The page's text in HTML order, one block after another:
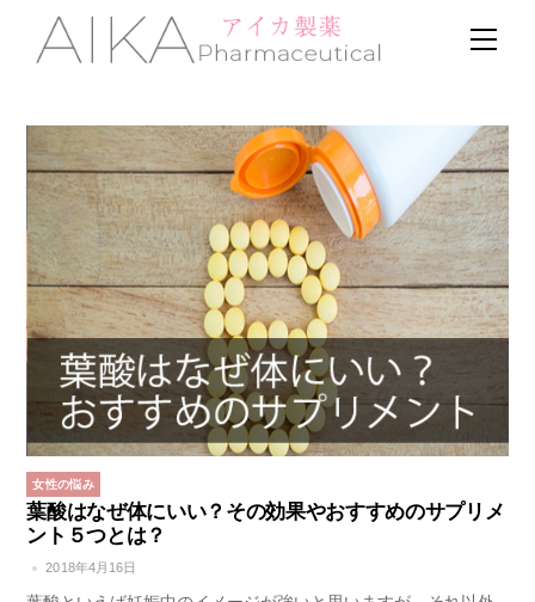
content
女性の悩み
葉酸はなぜ体にいい？その効果やおすすめのサプリメ
ント５つとは？
2018年4月16日